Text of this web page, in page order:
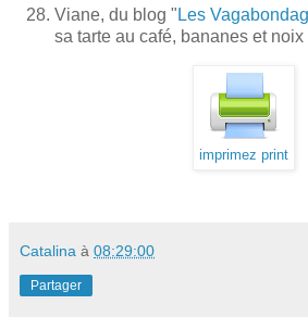
Viane, du blog "Les
sa tarte au café, bananes et noix
imprimez print
Catalina à 08:29:00
Partager